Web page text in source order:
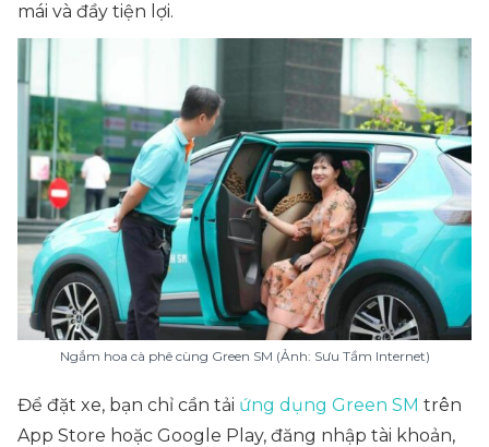
mái và đầy tiện lợi.
Ngắm hoa cà phê cùng Green SM (Ảnh: Sưu Tầm Internet)
Để đặt xe, bạn chỉ cần tải ứng dụng Green SM trên
App Store hoặc Google Play, đăng nhập tài khoản,